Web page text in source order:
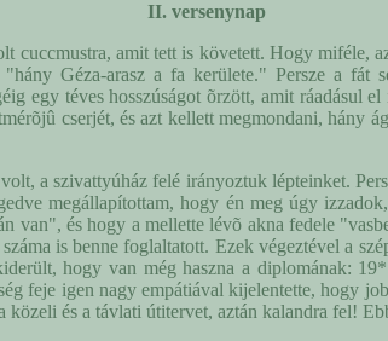
II. versenynap
cuccmustra, amit tett is követett. Hogy
Géza-arasz a fa kerülete." Persze a fát
egy téves hosszúságot õrzött, amit ráadásul
cserjét, és azt kellett megmondani, hány
a szivattyúház felé irányoztuk lépteinket.
megállapítottam, hogy én meg úgy
van", és hogy a mellette lévõ akna fedele
is benne foglaltatott. Ezek végeztével a
hogy van még haszna a diplomának:
feje igen nagy empátiával kijelentette, hogy
és a távlati útitervet, aztán kalandra fel!